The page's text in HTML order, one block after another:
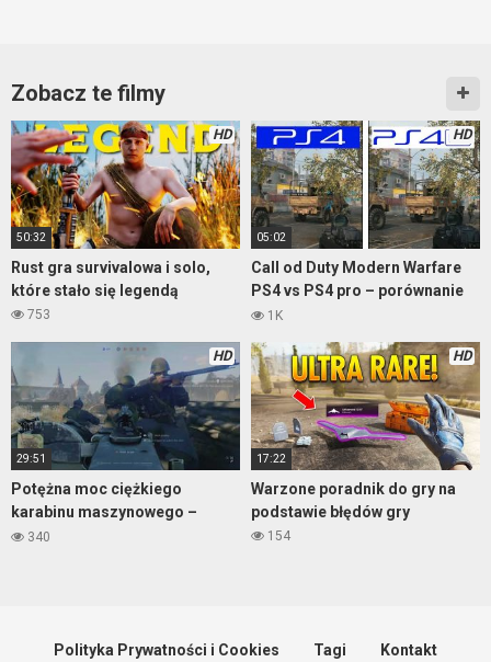
Zobacz te filmy
HD
50:32
Rust gra survivalowa i solo,
które stało się legendą
753
HD
05:02
Call od Duty Modern Warfare
PS4 vs PS4 pro – porównanie
grafiki
1K
HD
29:51
Potężna moc ciężkiego
karabinu maszynowego –
Enlisted, PS5
340
HD
17:22
Warzone poradnik do gry na
podstawie błędów gry
154
Polityka Prywatności i Cookies Tagi Kontakt